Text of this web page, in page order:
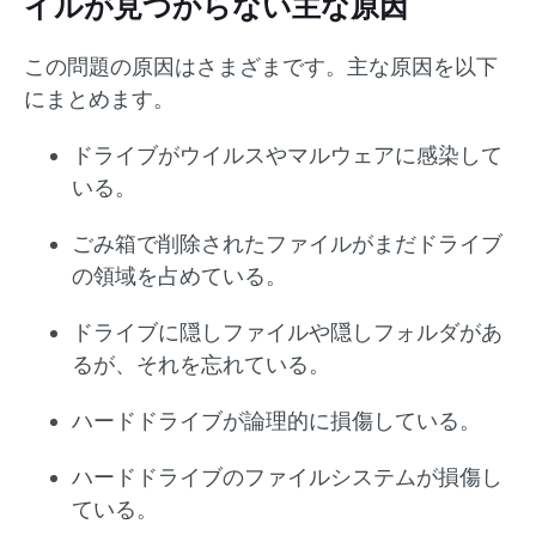
イルが見つからない主な原因
この問題の原因はさまざまです。主な原因を以下
にまとめます。
ドライブがウイルスやマルウェアに感染して
いる。
ごみ箱で削除されたファイルがまだドライブ
の領域を占めている。
ドライブに隠しファイルや隠しフォルダがあ
るが、それを忘れている。
ハードドライブが論理的に損傷している。
ハードドライブのファイルシステムが損傷し
ている。